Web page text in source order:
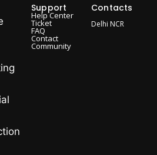
Support
Help Center
Ticket
FAQ
Contact
Community
Contacts
Delhi NCR